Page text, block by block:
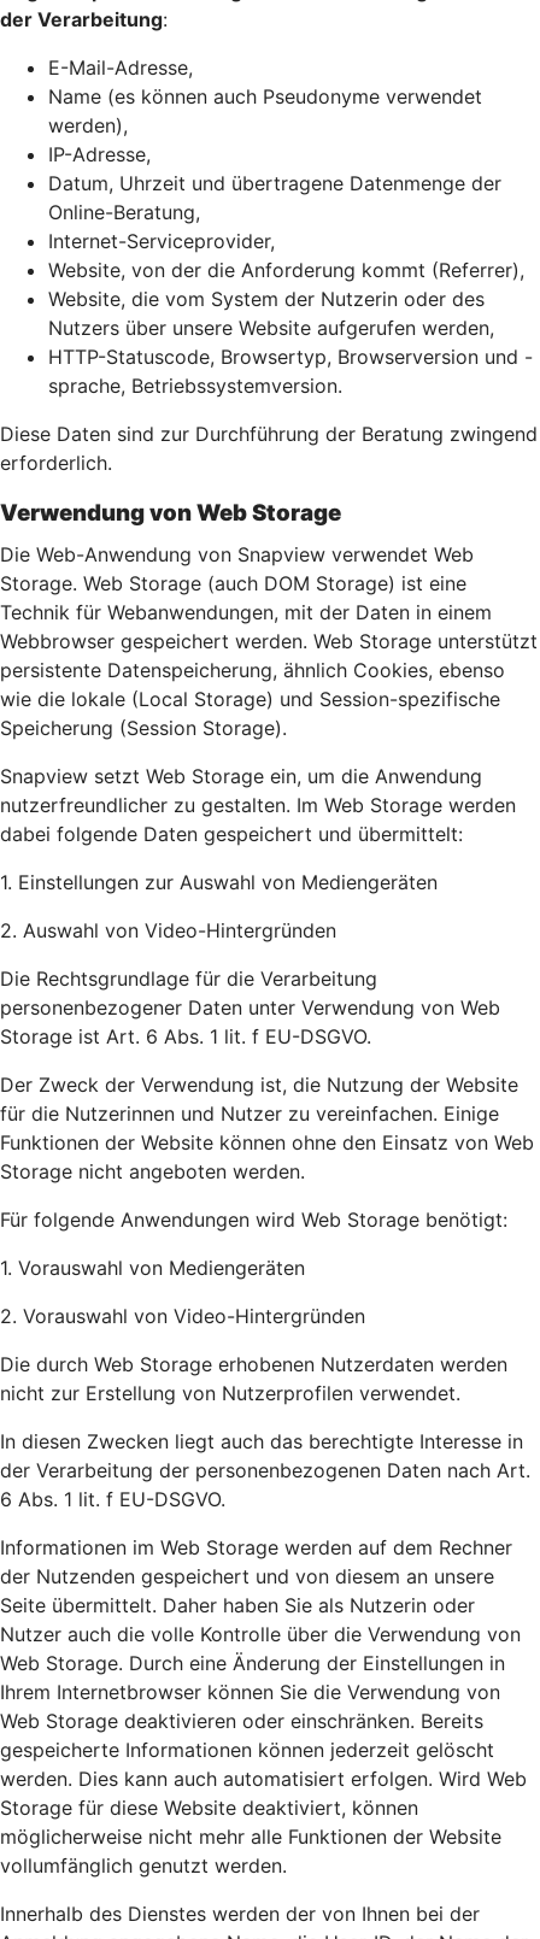
der Verarbeitung:
E-Mail-Adresse,
Name (es können auch Pseudonyme verwendet
werden),
IP-Adresse,
Datum, Uhrzeit und übertragene Datenmenge der
Online-Beratung,
Internet-Serviceprovider,
Website, von der die Anforderung kommt (Referrer),
Website, die vom System der Nutzerin oder des
Nutzers über unsere Website aufgerufen werden,
HTTP-Statuscode, Browsertyp, Browserversion und -
sprache, Betriebssystemversion.
Diese Daten sind zur Durchführung der Beratung zwingend
erforderlich.
Verwendung von Web Storage
Die Web-Anwendung von Snapview verwendet Web
Storage. Web Storage (auch DOM Storage) ist eine
Technik für Webanwendungen, mit der Daten in einem
Webbrowser gespeichert werden. Web Storage unterstützt
persistente Datenspeicherung, ähnlich Cookies, ebenso
wie die lokale (Local Storage) und Session-spezifische
Speicherung (Session Storage).
Snapview setzt Web Storage ein, um die Anwendung
nutzerfreundlicher zu gestalten. Im Web Storage werden
dabei folgende Daten gespeichert und übermittelt:
1. Einstellungen zur Auswahl von Mediengeräten
2. Auswahl von Video-Hintergründen
Die Rechtsgrundlage für die Verarbeitung
personenbezogener Daten unter Verwendung von Web
Storage ist Art. 6 Abs. 1 lit. f EU-DSGVO.
Der Zweck der Verwendung ist, die Nutzung der Website
für die Nutzerinnen und Nutzer zu vereinfachen. Einige
Funktionen der Website können ohne den Einsatz von Web
Storage nicht angeboten werden.
Für folgende Anwendungen wird Web Storage benötigt:
1. Vorauswahl von Mediengeräten
2. Vorauswahl von Video-Hintergründen
Die durch Web Storage erhobenen Nutzerdaten werden
nicht zur Erstellung von Nutzerprofilen verwendet.
In diesen Zwecken liegt auch das berechtigte Interesse in
der Verarbeitung der personenbezogenen Daten nach Art.
6 Abs. 1 lit. f EU-DSGVO.
Informationen im Web Storage werden auf dem Rechner
der Nutzenden gespeichert und von diesem an unsere
Seite übermittelt. Daher haben Sie als Nutzerin oder
Nutzer auch die volle Kontrolle über die Verwendung von
Web Storage. Durch eine Änderung der Einstellungen in
Ihrem Internetbrowser können Sie die Verwendung von
Web Storage deaktivieren oder einschränken. Bereits
gespeicherte Informationen können jederzeit gelöscht
werden. Dies kann auch automatisiert erfolgen. Wird Web
Storage für diese Website deaktiviert, können
möglicherweise nicht mehr alle Funktionen der Website
vollumfänglich genutzt werden.
Innerhalb des Dienstes werden der von Ihnen bei der